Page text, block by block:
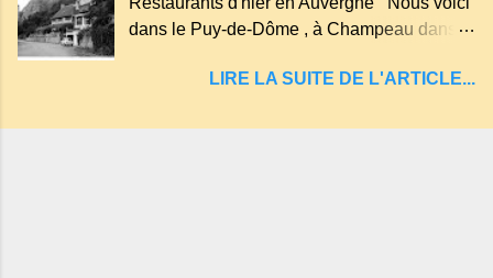
entraînant vers les entrailles de la terre, les
malheureux qui s'approchaient trop de
dans le Puy-de-Dôme , à Champeau dans
Servant . L'Hôtel-Restaurant Vindrié était
son jambon de pays et son poulet cocotte,
LIRE LA SUITE DE L'ARTICLE...